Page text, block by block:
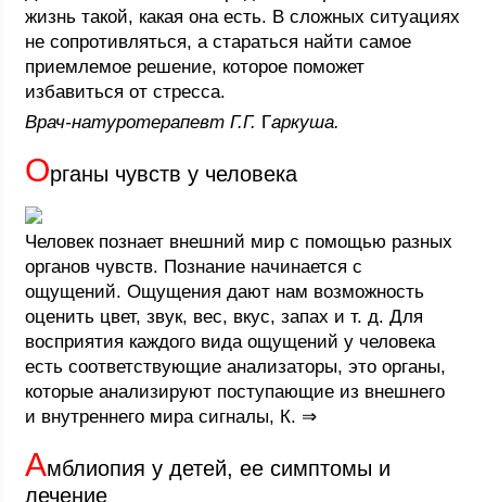
жизнь такой, какая она есть. В сложных ситуациях
не сопротивляться, а стараться найти самое
приемлемое решение, которое поможет
избавиться от стресса.
Врач-натуротерапевт Г.Г. Гаркуша.
Органы чувств у человека
Человек познает внешний мир с помощью разных
органов чувств. Познание начинается с
ощущений. Ощущения дают нам возможность
оценить цвет, звук, вес, вкус, запах и т. д. Для
восприятия каждого вида ощущений у человека
есть соответствующие анализаторы, это органы,
которые анализируют поступающие из внешнего
и внутреннего мира сигналы, К. ⇒
Амблиопия у детей, ее симптомы и
лечение